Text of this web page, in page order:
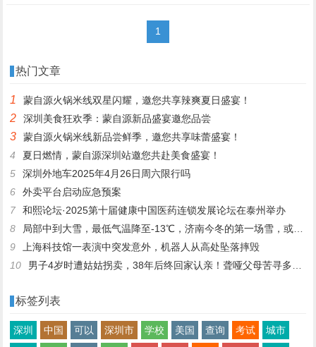
1
热门文章
1 蒙自源火锅米线双星闪耀，邀您共享辣爽夏日盛宴！
2 深圳美食狂欢季：蒙自源新品盛宴邀您品尝
3
蒙自源火锅米线新品尝鲜季，邀您共享味蕾盛宴！
4
夏日燃情，蒙自源深圳站邀您共赴美食盛宴！
5
深圳外地车2025年4月26日周六限行吗
6
外卖平台启动应急预案
7
和熙论坛·2025第十届健康中国医药连锁发展论坛在泰州举办
8
局部中到大雪，最低气温降至-13℃，济南今冬的第一场雪，或跟去年同一时间！
9
上海科技馆一表演中突发意外，机器人从高处坠落摔毁
10
男子4岁时遭姑姑拐卖，38年后终回家认亲！聋哑父母苦寻多年，母亲已抱憾离世丨红星寻人
标签列表
深圳 中国 可以 深圳市 学校 美国 查询 考试
城市